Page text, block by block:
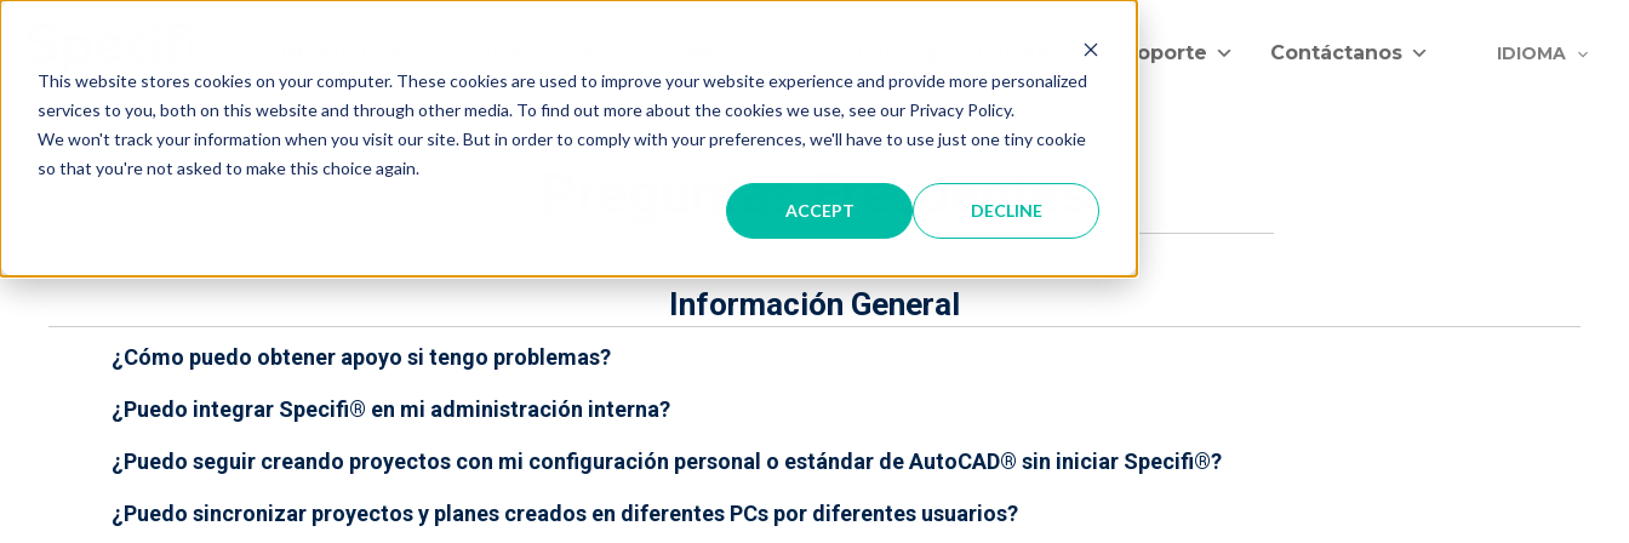
This website stores cookies on your computer. These cookies are used to improve your website experience and provide more personalized
services to you, both on this website and through other media. To find out more about the cookies we use, see our Privacy Policy.
We won't track your information when you visit our site. But in order to comply with your preferences, we'll have to use just one tiny cookie
so that you're not asked to make this choice again.
ACCEPT DECLINE
content
Soporte Contáctanos IDIOMA
Preguntas Frecuentes
Información General
¿Cómo puedo obtener apoyo si tengo problemas?
¿Puedo integrar Specifi® en mi administración interna?
¿Puedo seguir creando proyectos con mi configuración personal o estándar de AutoCAD® sin iniciar Specifi®?
¿Puedo sincronizar proyectos y planes creados en diferentes PCs por diferentes usuarios?